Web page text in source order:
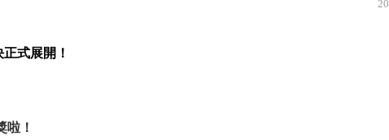
式展開！
啦！